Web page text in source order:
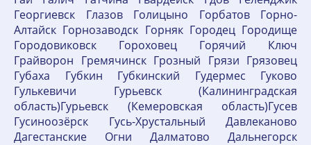
Георгиевск Глазов Голицыно Горбатов Горно-
Алтайск Горнозаводск Горняк Городец Городище
Городовиковск Гороховец Горячий Ключ
Грайворон Гремячинск Грозный Грязи Грязовец
Губаха Губкин Губкинский Гудермес Гуково
Гулькевичи Гурьевск (Калининградская
область)Гурьевск (Кемеровская область)Гусев
Гусиноозёрск Гусь-Хрустальный Давлеканово
Дагестанские Огни Далматово Дальнегорск